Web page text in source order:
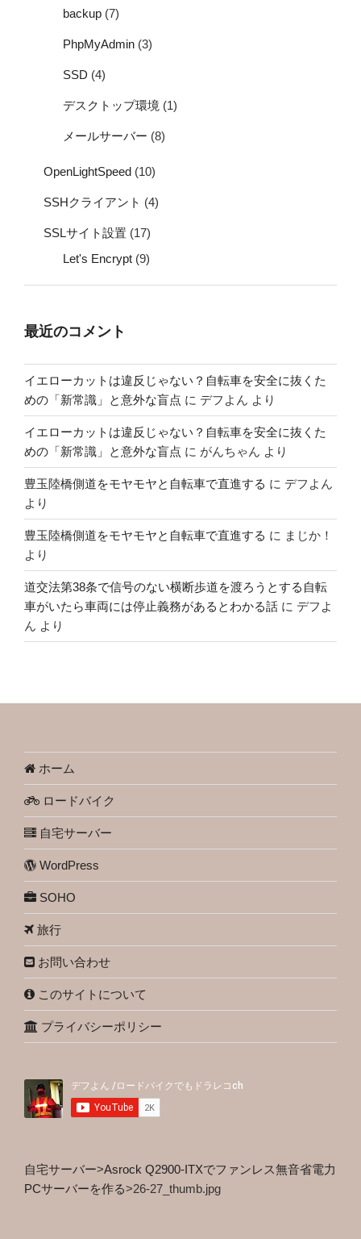
backup (7)
PhpMyAdmin (3)
SSD (4)
デスクトップ環境 (1)
メールサーバー (8)
OpenLightSpeed (10)
SSHクライアント (4)
SSLサイト設置 (17)
Let's Encrypt (9)
最近のコメント
イエローカットは違反じゃない？自転車を安全に抜くた
めの「新常識」と意外な盲点 に デフよん より
イエローカットは違反じゃない？自転車を安全に抜くた
めの「新常識」と意外な盲点 に がんちゃん より
豊玉陸橋側道をモヤモヤと自転車で直進する に デフよん
より
豊玉陸橋側道をモヤモヤと自転車で直進する に まじか！
より
道交法第38条で信号のない横断歩道を渡ろうとする自転
車がいたら車両には停止義務があるとわかる話 に デフよ
ん より
ホーム
ロードバイク
自宅サーバー
WordPress
SOHO
旅行
お問い合わせ
このサイトについて
プライバシーポリシー
自宅サーバー>Asrock Q2900-ITXでファンレス無音省電力
PCサーバーを作る>26-27_thumb.jpg